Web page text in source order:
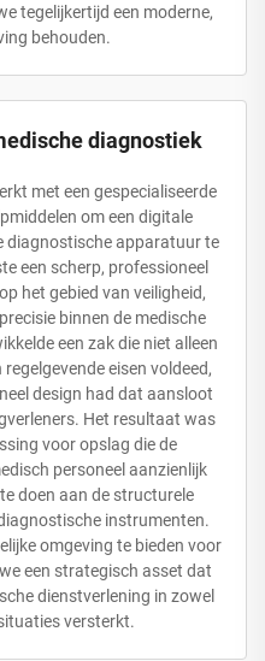
tegelijkertijd een moderne,
behouden.
diagnostiek
met een gespecialiseerde
om een digitale
diagnostische apparatuur te
een scherp, professioneel
het gebied van veiligheid,
binnen de medische
een zak die niet alleen
eisen voldeed,
design had dat aansloot
Het resultaat was
voor opslag die de
personeel aanzienlijk
doen aan de structurele
instrumenten.
omgeving te bieden voor
een strategisch asset dat
dienstverlening in zowel
versterkt.